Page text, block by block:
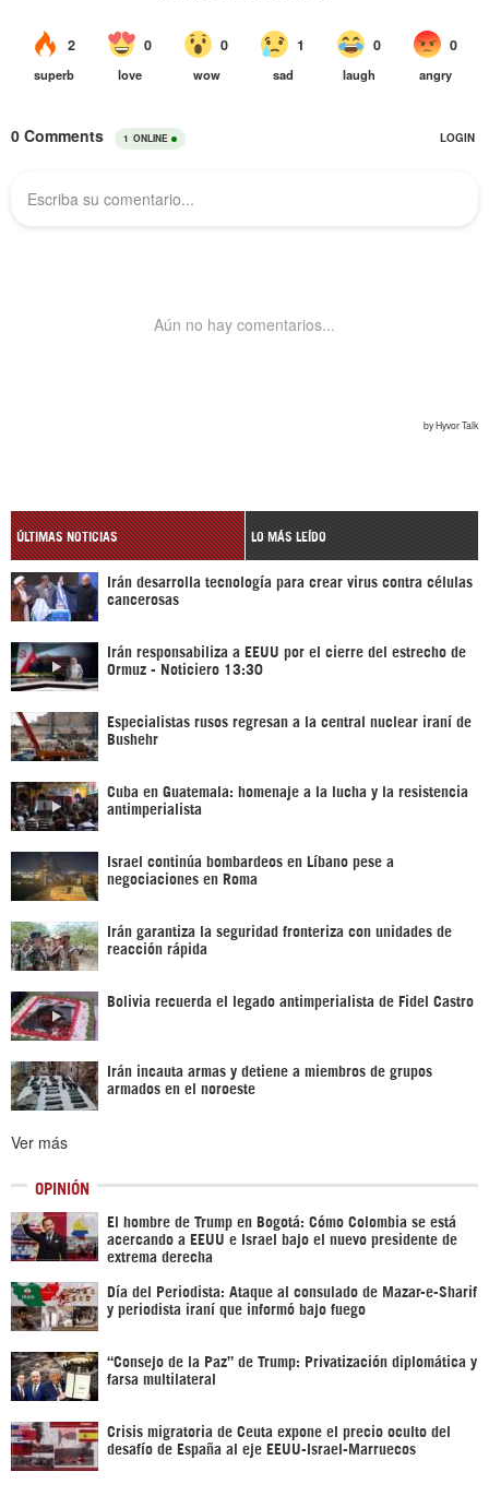
ÚLTIMAS NOTICIAS LO MÁS LEÍDO
Irán desarrolla tecnología para crear virus contra células
cancerosas
Irán responsabiliza a EEUU por el cierre del estrecho de
Ormuz - Noticiero 13:30
Especialistas rusos regresan a la central nuclear iraní de
Bushehr
Cuba en Guatemala: homenaje a la lucha y la resistencia
antimperialista
Israel continúa bombardeos en Líbano pese a
negociaciones en Roma
Irán garantiza la seguridad fronteriza con unidades de
reacción rápida
Bolivia recuerda el legado antimperialista de Fidel Castro
Irán incauta armas y detiene a miembros de grupos
armados en el noroeste
Ver más
OPINIÓN
El hombre de Trump en Bogotá: Cómo Colombia se está
acercando a EEUU e Israel bajo el nuevo presidente de
extrema derecha
Día del Periodista: Ataque al consulado de Mazar-e-Sharif
y periodista iraní que informó bajo fuego
“Consejo de la Paz” de Trump: Privatización diplomática y
farsa multilateral
Crisis migratoria de Ceuta expone el precio oculto del
desafío de España al eje EEUU-Israel-Marruecos